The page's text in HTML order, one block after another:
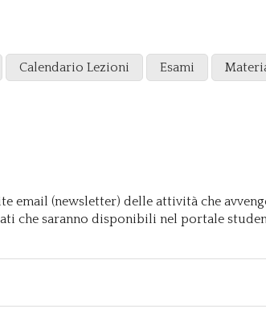
Calendario Lezioni Esami
email (newsletter) delle attività che
che saranno disponibili nel portale